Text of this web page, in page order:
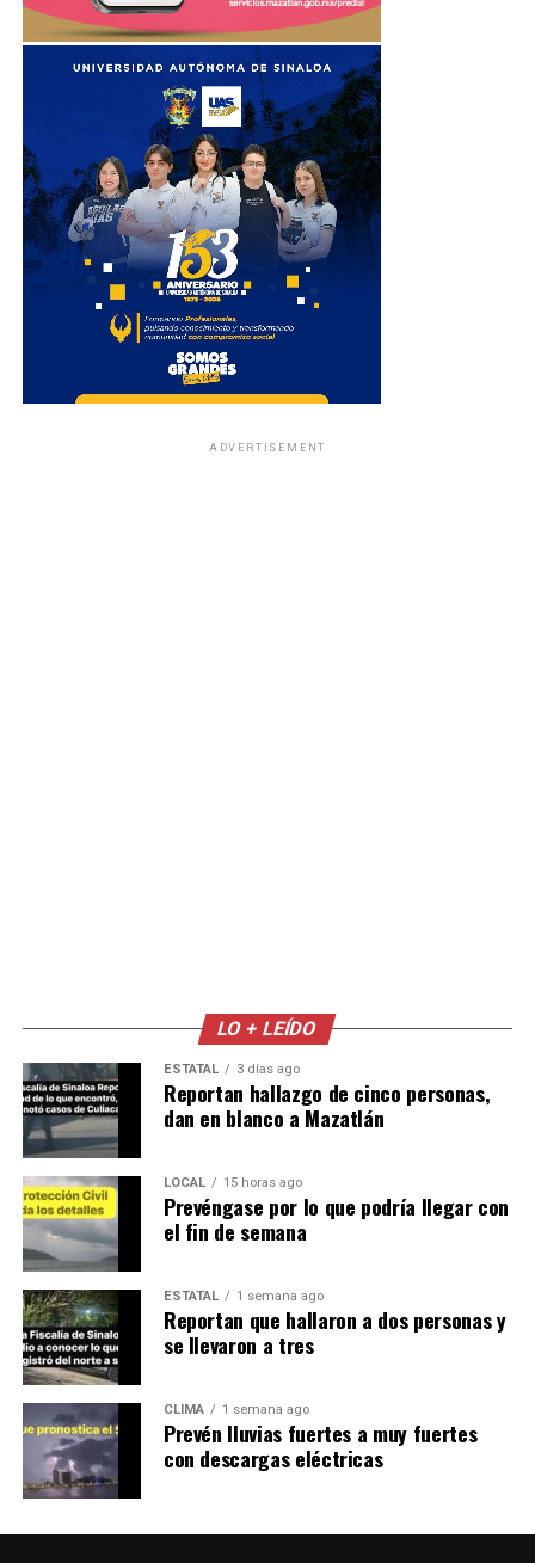
ADVERTISEMENT
LO + LEÍDO
ESTATAL 3 días ago
Reportan hallazgo de cinco personas,
dan en blanco a Mazatlán
LOCAL 15 horas ago
Prevéngase por lo que podría llegar con
el fin de semana
ESTATAL 1 semana ago
Reportan que hallaron a dos personas y
se llevaron a tres
CLIMA 1 semana ago
Prevén lluvias fuertes a muy fuertes
con descargas eléctricas